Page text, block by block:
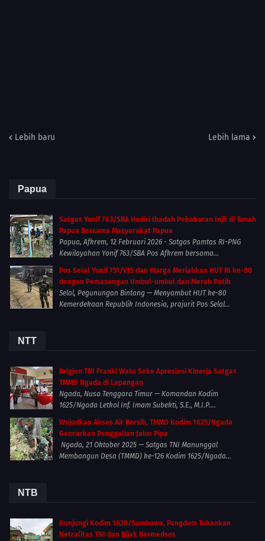
Lebih baru Lebih lama
Papua
Satgas Yonif 763/SBA Hadiri Ibadah Pekabaran Injil di Tanah
Papua Bersama Masyarakat Papua
Papua, Afkrem, 12 Februari 2026 - Satgas Pamtas RI-PNG
Kewilayahan Yonif 763/SBA Pos Afkrem bersama...
Pos Selal Yonif 751/VJS dan Warga Meriahkan HUT RI ke-80
dengan Pemasangan Umbul-umbul dan Merah Putih
Selal, Pegunungan Bintang — Menyambut HUT ke-80
Kemerdekaan Republik Indonesia, prajurit Pos Selal...
NTT
Brigjen TNI Franki Watu Seke Apresiasi Kinerja Satgas
TMMD Ngada di Lapangan
Ngada, Nusa Tenggara Timur — Komandan Kodim
1625/Ngada Letkol Inf. Imam Subekti, S.E., M.I.P....
Wujudkan Akses Air Bersih, TMMD Kodim 1625/Ngada
Gencarkan Penggalian Jalur Pipa
Ngada, 21 Oktober 2025 — Satgas TNI Manunggal
Membangun Desa (TMMD) ke-126 Kodim 1625/Ngada...
NTB
Kunjungi Kodim 1628/Sumbawa, Pangdam Tekankan
Netralitas TNI dan Bijak Bermedsos